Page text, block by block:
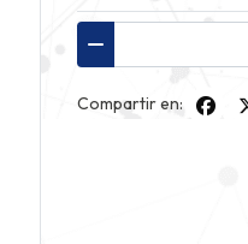
Compartir en: